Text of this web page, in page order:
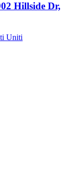
Hillside Dr,
Uniti